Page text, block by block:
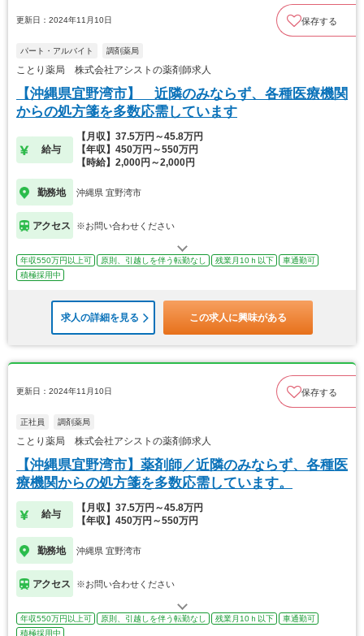
更新日：2024年11月10日 保存する
パート・アルバイト 調剤薬局
ことり薬局 株式会社アシストの薬剤師求人
【沖縄県宜野湾市】 近隣のみならず、各種医療機関
からの処方箋を多数応需しています
給与
【月収】37.5万円～45.8万円
【年収】450万円～550万円
【時給】2,000円～2,000円
勤務地 沖縄県 宜野湾市
アクセス ※お問い合わせください
年収550万円以上可 原則、引越しを伴う転勤なし 残業月10ｈ以下
車通勤可
積極採用中
求人の詳細を見る この求人に興味がある
更新日：2024年11月10日 保存する
正社員 調剤薬局
ことり薬局 株式会社アシストの薬剤師求人
【沖縄県宜野湾市】薬剤師／近隣のみならず、各種医
療機関からの処方箋を多数応需しています。
給与
【月収】37.5万円～45.8万円
【年収】450万円～550万円
勤務地 沖縄県 宜野湾市
アクセス ※お問い合わせください
年収550万円以上可 原則、引越しを伴う転勤なし 残業月10ｈ以下
車通勤可
積極採用中